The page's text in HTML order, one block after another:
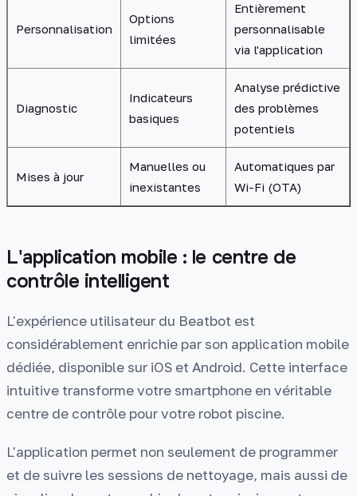
Personnalisation
Options
limitées
Entièrement
personnalisable
via l'application
Diagnostic
Indicateurs
basiques
Analyse prédictive
des problèmes
potentiels
Mises à jour
Manuelles ou
inexistantes
Automatiques par
Wi-Fi (OTA)
L'application mobile : le centre de
contrôle intelligent
L'expérience utilisateur du Beatbot est
considérablement enrichie par son application mobile
dédiée, disponible sur iOS et Android. Cette interface
intuitive transforme votre smartphone en véritable
centre de contrôle pour votre robot piscine.
L'application permet non seulement de programmer
et de suivre les sessions de nettoyage, mais aussi de